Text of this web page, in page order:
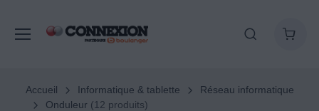
Accueil Informatique & tablette
Réseau informatique
Onduleur (12 produits)